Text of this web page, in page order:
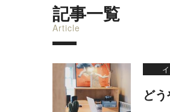
記事一覧
Article
ど